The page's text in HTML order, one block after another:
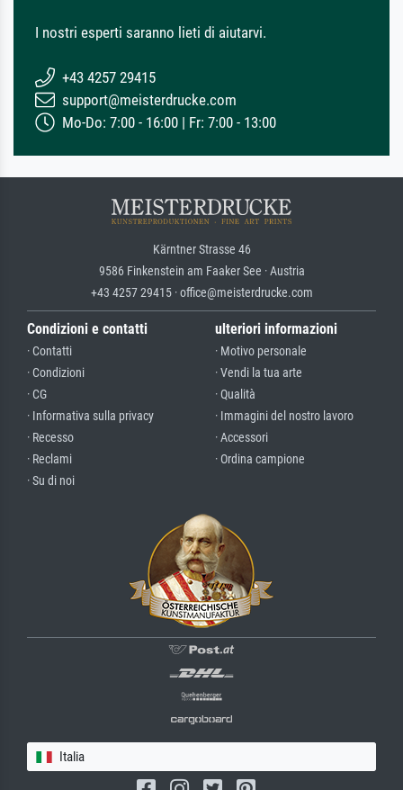
I nostri esperti saranno lieti di aiutarvi.
+43 4257 29415
support@meisterdrucke.com
Mo-Do: 7:00 - 16:00 | Fr: 7:00 - 13:00
Kärntner Strasse 46
9586 Finkenstein am Faaker See · Austria
+43 4257 29415 · office@meisterdrucke.com
Condizioni e contatti
· Contatti
· Condizioni
· CG
· Informativa sulla privacy
· Recesso
· Reclami
· Su di noi
ulteriori informazioni
· Motivo personale
· Vendi la tua arte
· Qualità
· Immagini del nostro lavoro
· Accessori
· Ordina campione
Italia